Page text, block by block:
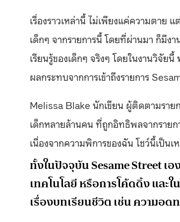
เรื่องราวเหล่านี้ ไม่เพียงแค่ความตาย
เด็กๆ จากรายการนี้ โดยที่ผ่านมา ก็มี
เรียนรู้ของเด็กๆ จริงๆ โดยในงานวิจั
ผลกระทบจากการเข้าถึงรายการ
Melissa Blake นักเขียน ผู้ติดตามราย
เด็กหลายล้านคน ที่ถูกอิทธิพลจากราย
เนื่องจากความพิการของฉัน โชว์นี้เป็น
ทั้งในปัจจุบัน Sesame Street เ
เทคโนโลยี หรือการโค้ดดิ้ง และ
เรื่องบทเรียนชีวิต เช่น ความอ